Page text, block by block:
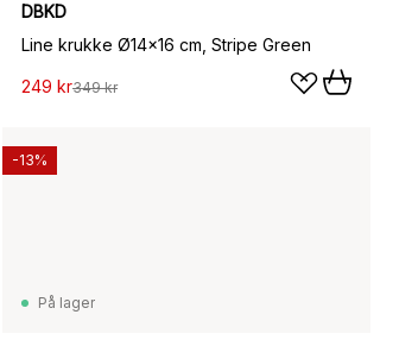
DBKD
Line krukke Ø14x16 cm, Stripe Green
249 kr349 kr
På lager
-13%